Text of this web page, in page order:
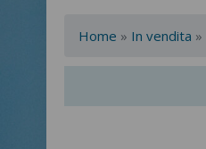
Home » In vendita »